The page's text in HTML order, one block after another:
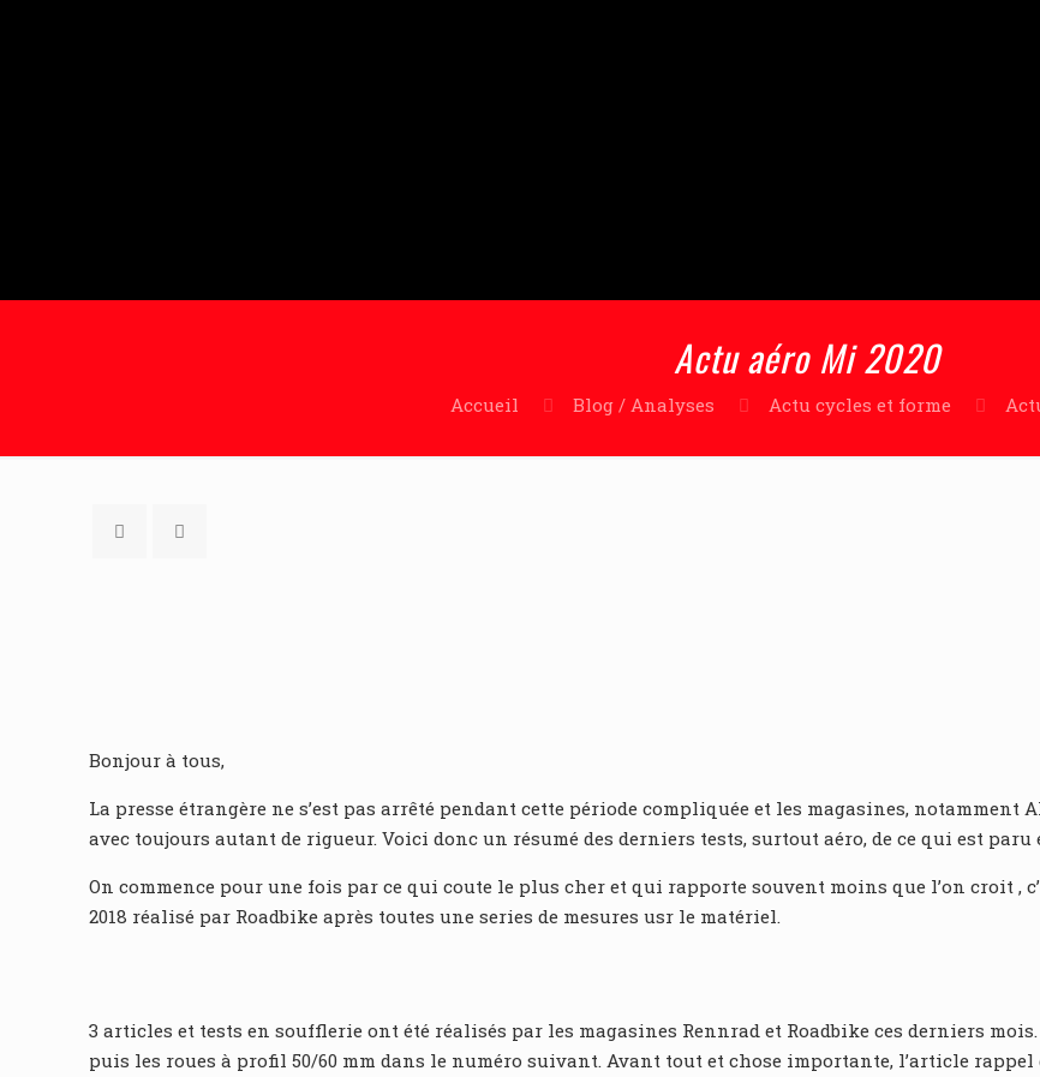
Actu aéro Mi 2020
Accueil Blog / Analyses Actu cycles et forme
Bonjour à tous,
La presse étrangère ne s’est pas arrêté pendant cette période compliquée et les magasines,
avec toujours autant de rigueur. Voici donc un résumé des derniers tests, surtout aéro, de ce qui est paru
On commence pour une fois par ce qui coute le plus cher et qui rapporte souvent moins que l’on croit ,
2018 réalisé par Roadbike après toutes une series de mesures usr le matériel.
3 articles et tests en soufflerie ont été réalisés par les magasines Rennrad et Roadbike ces derniers
puis les roues à profil 50/60 mm dans le numéro suivant. Avant tout et chose importante, l’article rappel